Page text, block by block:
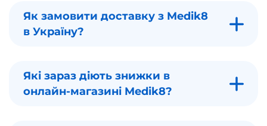
Як замовити доставку з Medik8
в Україну?
Які зараз діють знижки в
онлайн-магазині Medik8?